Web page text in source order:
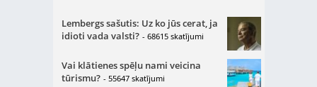
Lembergs sašutis: Uz ko jūs cerat, ja
idioti vada valsti? - 68615 skatījumi
Vai klātienes spēļu nami veicina
tūrismu? - 55647 skatījumi